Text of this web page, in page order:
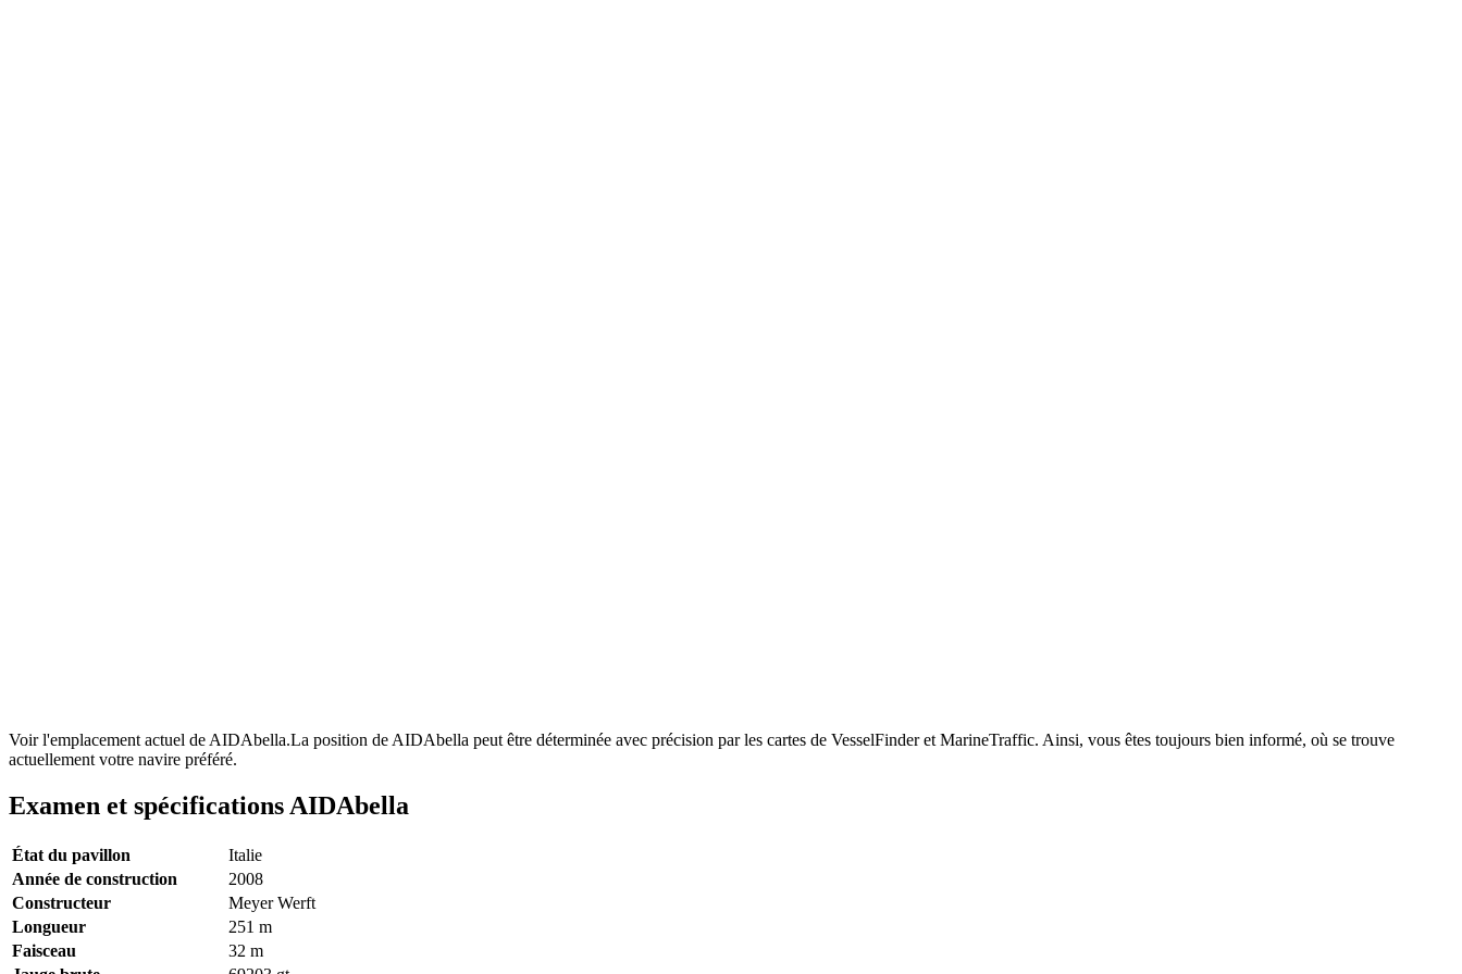
Voir l'emplacement actuel de AIDAbella.La position de AIDAbella peut être déterminée avec précision par les cartes de VesselFinder et MarineTraffic. Ainsi, vous êtes toujours bien informé, où se trouve
actuellement votre navire préféré.
Examen et spécifications AIDAbella
État du pavillon
Italie
Année de construction
2008
Constructeur
Meyer Werft
Longueur
251 m
Faisceau
32 m